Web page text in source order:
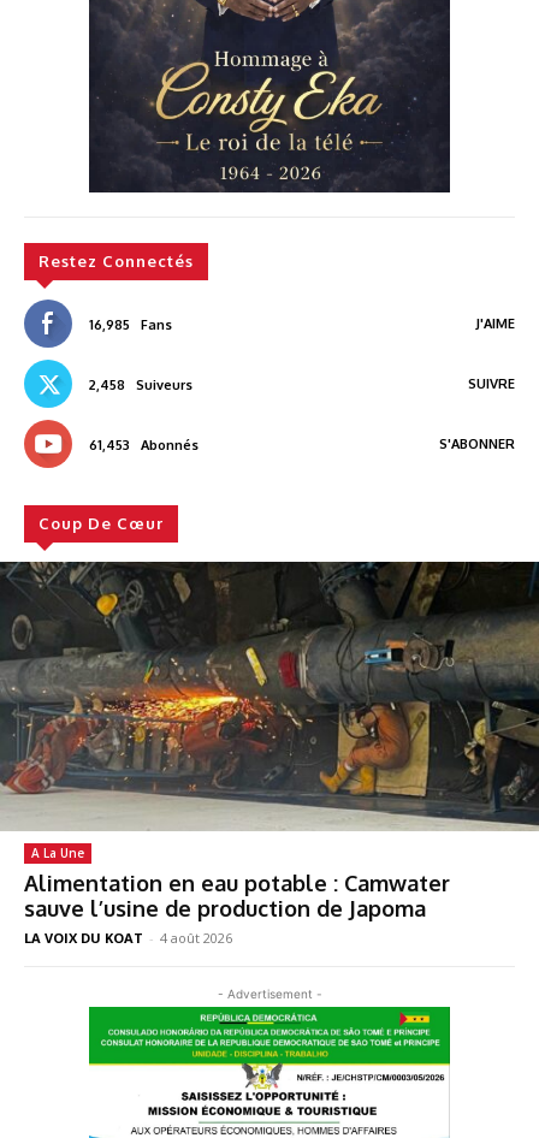
Restez Connectés
16,985 Fans J'AIME
2,458 Suiveurs SUIVRE
61,453 Abonnés S'ABONNER
Coup De Cœur
A La Une
Alimentation en eau potable : Camwater
sauve l’usine de production de Japoma
LA VOIX DU KOAT - 4 août 2026
- Advertisement -